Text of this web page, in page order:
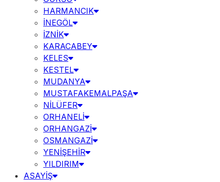
HARMANCIK
İNEGÖL
İZNİK
KARACABEY
KELES
KESTEL
MUDANYA
MUSTAFAKEMALPAŞA
NİLÜFER
ORHANELİ
ORHANGAZİ
OSMANGAZİ
YENİŞEHİR
YILDIRIM
ASAYİŞ